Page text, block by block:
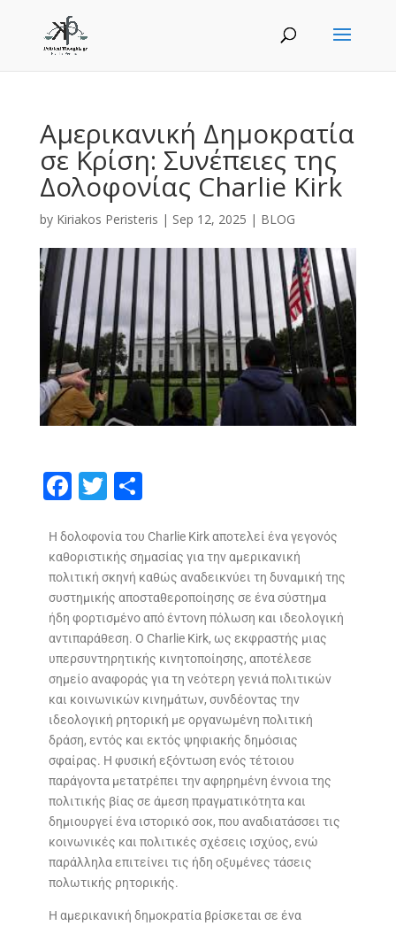
Αμερικανική Δημοκρατία
σε Κρίση: Συνέπειες της
Δολοφονίας Charlie Kirk
by Kiriakos Peristeris | Sep 12, 2025 | BLOG
F
e
b
o
o
k
T
itt
er
S
ar
e
Η δολοφονία του Charlie Kirk αποτελεί ένα γεγονός
καθοριστικής σημασίας για την αμερικανική
πολιτική σκηνή καθώς αναδεικνύει τη δυναμική της
συστημικής αποσταθεροποίησης σε ένα σύστημα
ήδη φορτισμένο από έντονη πόλωση και ιδεολογική
αντιπαράθεση. Ο Charlie Kirk, ως εκφραστής μιας
υπερσυντηρητικής κινητοποίησης, αποτέλεσε
σημείο αναφοράς για τη νεότερη γενιά πολιτικών
και κοινωνικών κινημάτων, συνδέοντας την
ιδεολογική ρητορική με οργανωμένη πολιτική
δράση, εντός και εκτός ψηφιακής δημόσιας
σφαίρας. Η φυσική εξόντωση ενός τέτοιου
παράγοντα μετατρέπει την αφηρημένη έννοια της
πολιτικής βίας σε άμεση πραγματικότητα και
δημιουργεί ένα ιστορικό σοκ, που αναδιατάσσει τις
κοινωνικές και πολιτικές σχέσεις ισχύος, ενώ
παράλληλα επιτείνει τις ήδη οξυμένες τάσεις
πολωτικής ρητορικής.
Η αμερικανική δημοκρατία βρίσκεται σε ένα